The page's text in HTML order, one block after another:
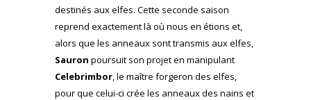
destinés aux elfes. Cette seconde saison
reprend exactement là où nous en étions et,
alors que les anneaux sont transmis aux elfes,
Sauron poursuit son projet en manipulant
Celebrimbor, le maître forgeron des elfes,
pour que celui-ci crée les anneaux des nains et